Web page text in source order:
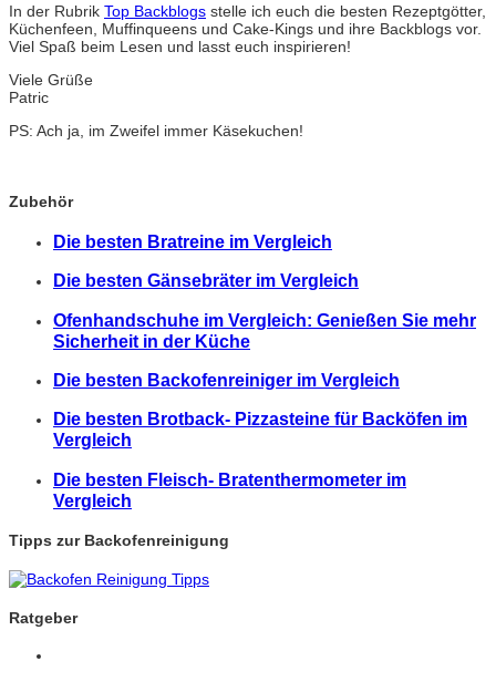
In der Rubrik Top Backblogs stelle ich euch die besten Rezeptgötter,
Küchenfeen, Muffinqueens und Cake-Kings und ihre Backblogs vor.
Viel Spaß beim Lesen und lasst euch inspirieren!
Viele Grüße
Patric
PS: Ach ja, im Zweifel immer Käsekuchen!
Zubehör
Die besten Bratreine im Vergleich
Die besten Gänsebräter im Vergleich
Ofenhandschuhe im Vergleich: Genießen Sie mehr
Sicherheit in der Küche
Die besten Backofenreiniger im Vergleich
Die besten Brotback- Pizzasteine für Backöfen im
Vergleich
Die besten Fleisch- Bratenthermometer im
Vergleich
Tipps zur Backofenreinigung
Ratgeber